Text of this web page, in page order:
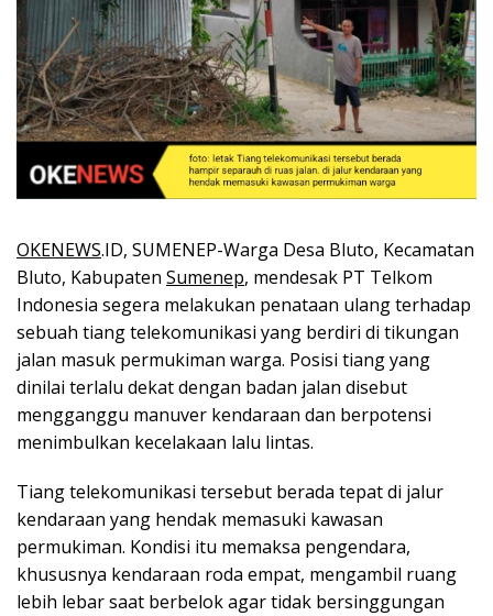
OKENEWS.ID, SUMENEP-Warga Desa Bluto, Kecamatan
Bluto, Kabupaten Sumenep, mendesak PT Telkom
Indonesia segera melakukan penataan ulang terhadap
sebuah tiang telekomunikasi yang berdiri di tikungan
jalan masuk permukiman warga. Posisi tiang yang
dinilai terlalu dekat dengan badan jalan disebut
mengganggu manuver kendaraan dan berpotensi
menimbulkan kecelakaan lalu lintas.
Tiang telekomunikasi tersebut berada tepat di jalur
kendaraan yang hendak memasuki kawasan
permukiman. Kondisi itu memaksa pengendara,
khususnya kendaraan roda empat, mengambil ruang
lebih lebar saat berbelok agar tidak bersinggungan